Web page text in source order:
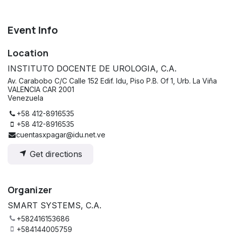
Event Info
Location
INSTITUTO DOCENTE DE UROLOGIA, C.A.
Av. Carabobo C/C Calle 152 Edif. Idu, Piso P.B. Of 1, Urb. La Viña
VALENCIA CAR 2001
Venezuela
+58 412-8916535
+58 412-8916535
cuentasxpagar@idu.net.ve
Get directions
Organizer
SMART SYSTEMS, C.A.
+582416153686
+584144005759